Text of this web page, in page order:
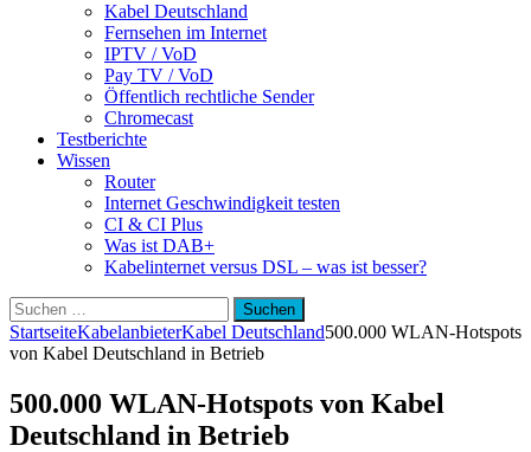
Kabel Deutschland
Fernsehen im Internet
IPTV / VoD
Pay TV / VoD
Öffentlich rechtliche Sender
Chromecast
Testberichte
Wissen
Router
Internet Geschwindigkeit testen
CI & CI Plus
Was ist DAB+
Kabelinternet versus DSL – was ist besser?
Suchen
nach:
StartseiteKabelanbieterKabel Deutschland500.000 WLAN-Hotspots
von Kabel Deutschland in Betrieb
500.000 WLAN-Hotspots von Kabel
Deutschland in Betrieb